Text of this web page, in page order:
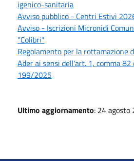
igenico-sanitaria
Avviso pubblico - Centri Estivi
Avviso - Iscrizioni Micronidi
"Colibri"
Regolamento per la rottamazione
Ader ai sensi dell'art. 1, comma 82
199/2025
Ultimo aggiornamento: 24